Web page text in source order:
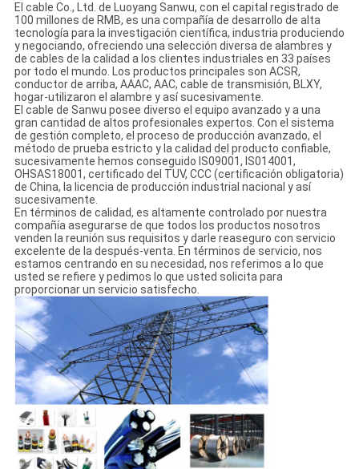
El cable Co., Ltd. de Luoyang Sanwu, con el capital registrado de
100 millones de RMB, es una compañía de desarrollo de alta
tecnología para la investigación científica, industria produciendo
y negociando, ofreciendo una selección diversa de alambres y
de cables de la calidad a los clientes industriales en 33 países
por todo el mundo. Los productos principales son ACSR,
conductor de arriba, AAAC, AAC, cable de transmisión, BLXY,
hogar-utilizaron el alambre y así sucesivamente.
El cable de Sanwu posee diverso el equipo avanzado y a una
gran cantidad de altos profesionales expertos. Con el sistema
de gestión completo, el proceso de producción avanzado, el
método de prueba estricto y la calidad del producto confiable,
sucesivamente hemos conseguido IS09001, IS014001,
OHSAS18001, certificado del TUV, CCC (certificación obligatoria)
de China, la licencia de producción industrial nacional y así
sucesivamente.
En términos de calidad, es altamente controlado por nuestra
compañía asegurarse de que todos los productos nosotros
venden la reunión sus requisitos y darle reaseguro con servicio
excelente de la después-venta. En términos de servicio, nos
estamos centrando en su necesidad, nos referimos a lo que
usted se refiere y pedimos lo que usted solicita para
proporcionar un servicio satisfecho.